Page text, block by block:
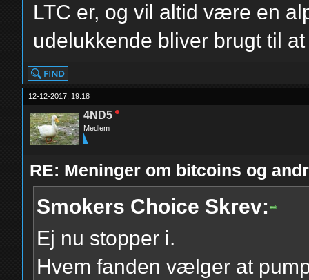
LTC er, og vil altid være en
udelukkende bliver brugt til
12-12-2017, 19:18
4ND5
Medlem
RE: Meninger om bitcoins og
Smokers Choice Skrev:
Ej nu stopper i.
Hvem fanden vælger at